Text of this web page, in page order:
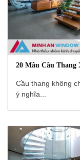
20 Mẫu Cầu Thang
Cầu thang không
ý nghĩa...